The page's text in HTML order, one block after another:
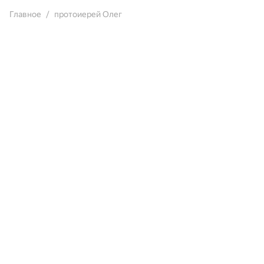
Главное протоиерей Олег